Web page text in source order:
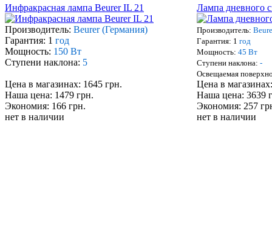
Инфракрасная лампа Beurer IL 21
Производитель: Beurer (Германия)
Гарантия: 1 год
Мощность: 150 Вт
Ступени наклона: 5
Цена в магазинах: 1645 грн.
Наша цена: 1479 грн.
Экономия: 166 грн.
нет в наличии
Лампа дневного
Производитель:
Гарантия: 1 год
Мощность: 45 Вт
Ступени наклона: -
Освещаемая
Цена в
Наша цена: 3639
Экономия: 257
нет в наличии